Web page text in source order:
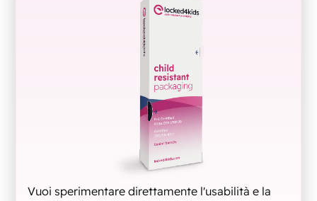
Vuoi sperimentare direttamente l'usabilità e la